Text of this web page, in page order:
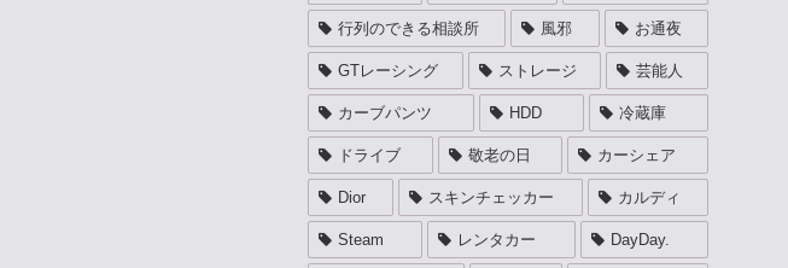
行列のできる相談所 風邪 お通夜
GTレーシング ストレージ 芸能人
カーブパンツ HDD 冷蔵庫
ドライブ 敬老の日 カーシェア
Dior スキンチェッカー カルディ
Steam レンタカー DayDay.